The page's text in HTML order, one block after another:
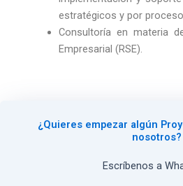
estratégicos y por
Consultoría en materia
Empresarial (RSE).
¿Quieres empezar algún
nosotros?
Escríbenos a